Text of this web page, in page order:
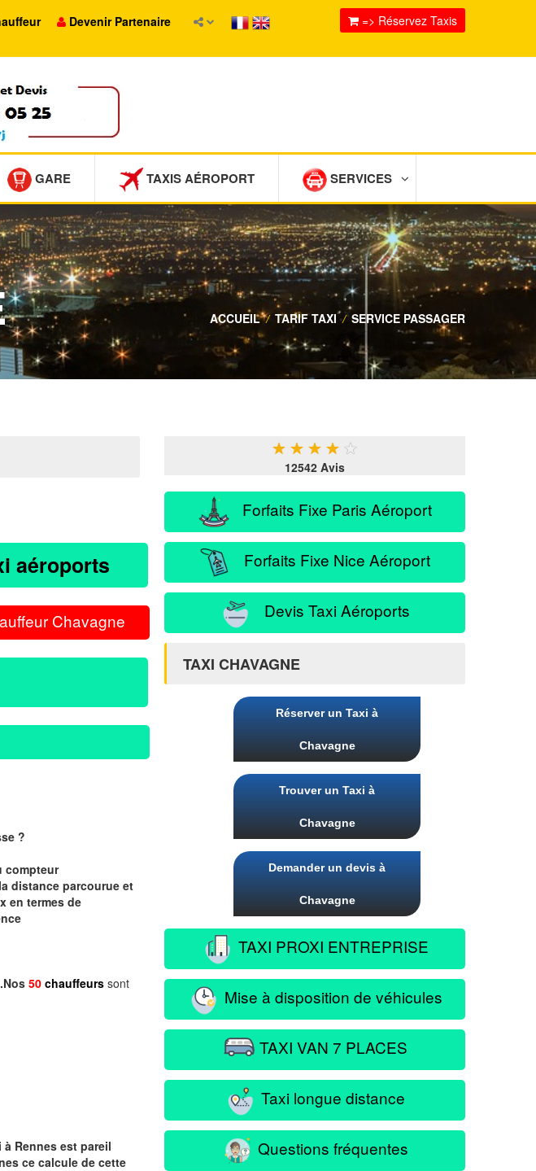
Devenir Partenaire => Réservez Taxis
GARE TAXIS AÉROPORT SERVICES
ACCUEIL / TARIF TAXI / SERVICE PASSAGER
aéroports
Chavagne
?
compteur
distance parcourue et
en termes de
50 chauffeurs sont
à Rennes est pareil
ce calcule de cette
★ ★ ★ ★ ★
12542 Avis
Forfaits Fixe Paris Aéroport
Forfaits Fixe Nice Aéroport
Devis Taxi Aéroports
TAXI CHAVAGNE
Réserver un Taxi à
Chavagne
Trouver un Taxi à
Chavagne
Demander un devis à
Chavagne
TAXI PROXI ENTREPRISE
Mise à disposition de véhicules
TAXI VAN 7 PLACES
Taxi longue distance
Questions fréquentes